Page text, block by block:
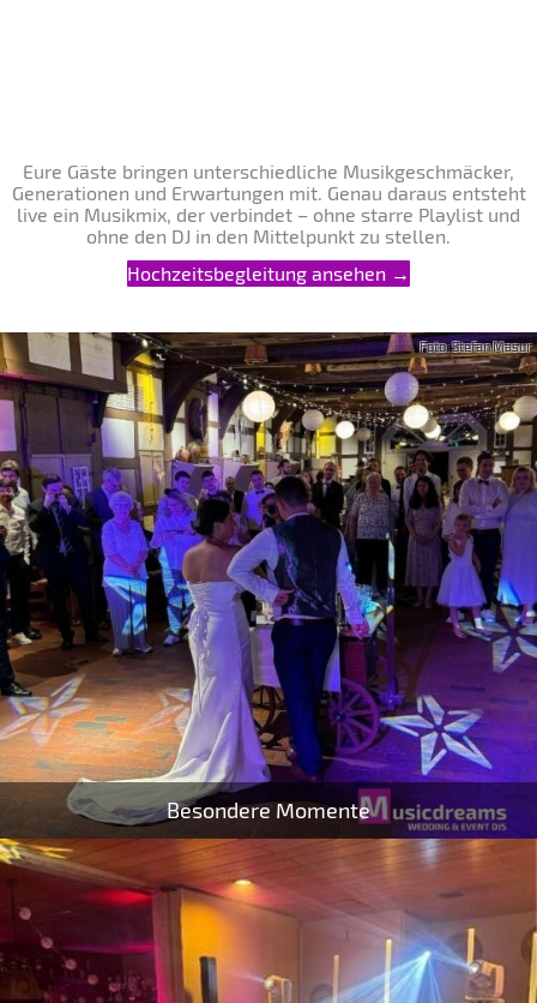
Eure Gäste bringen unterschiedliche Musikgeschmäcker,
Generationen und Erwartungen mit. Genau daraus entsteht
live ein Musikmix, der verbindet – ohne starre Playlist und
ohne den DJ in den Mittelpunkt zu stellen.
Hochzeitsbegleitung ansehen →
Foto: Stefan Masur
Besondere Momente